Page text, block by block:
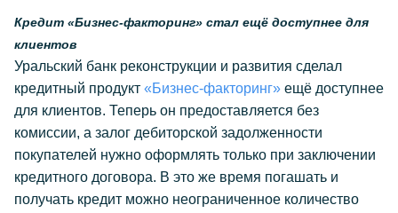
Кредит «Бизнес-факторинг» стал ещё доступнее для
клиентов
Уральский банк реконструкции и развития сделал
кредитный продукт «Бизнес-факторинг» ещё доступнее
для клиентов. Теперь он предоставляется без
комиссии, а залог дебиторской задолженности
покупателей нужно оформлять только при заключении
кредитного договора. В это же время погашать и
получать кредит можно неограниченное количество